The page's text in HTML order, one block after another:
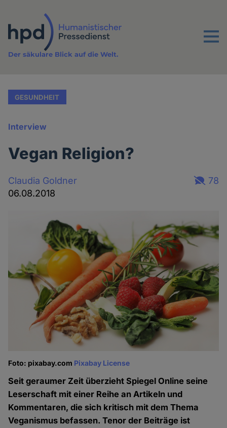
Inhalt
Menu
Der säkulare Blick auf die Welt.
GESUNDHEIT
Interview
Vegan Religion?
Claudia Goldner
06.08.2018
78
Foto: pixabay.com Pixabay License
Seit geraumer Zeit überzieht Spiegel Online seine
Leserschaft mit einer Reihe an Artikeln und
Kommentaren, die sich kritisch mit dem Thema
Veganismus befassen. Tenor der Beiträge ist